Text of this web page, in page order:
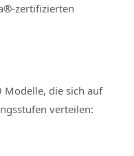
zertifizierten
Modelle, die sich auf
verteilen: